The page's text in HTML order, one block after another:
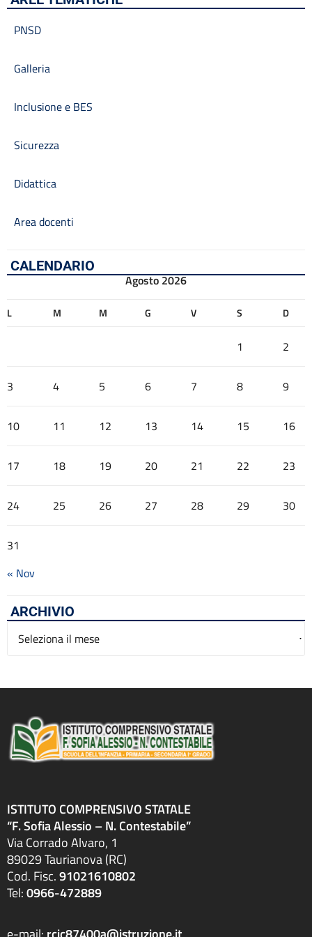
PNSD
Galleria
Inclusione e BES
Sicurezza
Didattica
Area docenti
CALENDARIO
Agosto 2026
L M M G V S D
1 2
3 4 5 6 7 8 9
10 11 12 13 14 15 16
17 18 19 20 21 22 23
24 25 26 27 28 29 30
31
« Nov
ARCHIVIO
Archivio
ISTITUTO COMPRENSIVO STATALE
“F. Sofia Alessio – N. Contestabile”
Via Corrado Alvaro, 1
89029 Taurianova (RC)
Cod. Fisc.91021610802
Tel:0966-472889